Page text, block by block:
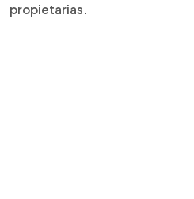
propietarias.